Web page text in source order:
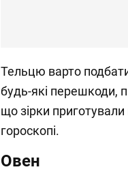
Тельцю варто
будь-які перешкоди,
що зірки
гороскопі.
Овен